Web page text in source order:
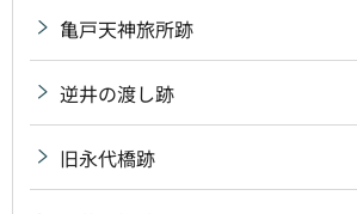
亀戸天神旅所跡
逆井の渡し跡
旧永代橋跡